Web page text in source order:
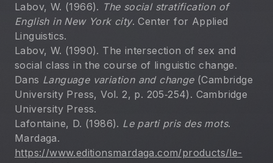
Labov, W. (1966). The social stratification of
English in New York city. Center for Applied
Linguistics.
Labov, W. (1990). The intersection of sex and
social class in the course of linguistic change.
Dans Language variation and change (Cambridge
University Press, Vol. 2, p. 205‑254). Cambridge
University Press.
Lafontaine, D. (1986). Le parti pris des mots.
Mardaga.
https://www.editionsmardaga.com/products/le-